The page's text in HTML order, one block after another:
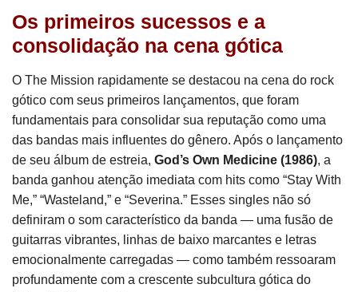
Os primeiros sucessos e a
consolidação na cena gótica
O The Mission rapidamente se destacou na cena do rock
gótico com seus primeiros lançamentos, que foram
fundamentais para consolidar sua reputação como uma
das bandas mais influentes do gênero. Após o lançamento
de seu álbum de estreia, God’s Own Medicine (1986), a
banda ganhou atenção imediata com hits como “Stay With
Me,” “Wasteland,” e “Severina.” Esses singles não só
definiram o som característico da banda — uma fusão de
guitarras vibrantes, linhas de baixo marcantes e letras
emocionalmente carregadas — como também ressoaram
profundamente com a crescente subcultura gótica do